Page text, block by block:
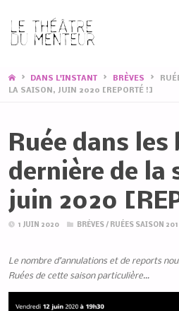
HOMEDANS L'INSTANT BRÈVES
LA SAISON, JUIN 2020 [REPORTÉ !]
Ruée dans les
dernière de la
juin 2020
1 JUIN 2020 BRÈVES/ RUÉES SAISON
Le nombre d’annulations et de reports
Ruées de cette saison particulière…